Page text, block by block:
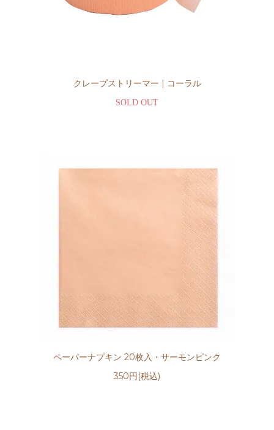
クレープストリーマー | コーラル
SOLD OUT
ペーパーナプキン 20枚入・サーモンピンク
350円(税込)